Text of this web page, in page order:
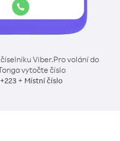
Viber.Pro volání do
vytočte číslo
+223 + Místní číslo